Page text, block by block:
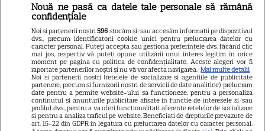
17
TELEVIZIUNE
Eren Kasikci, fost câștigător
MasterChef Turcia, a murit la
37 de ani. Bucătarul a fost găsit
fără viață în locuința sa
VEDETE STRĂINE
Nouă ne pasă ca datele tale personale să rămână
confidențiale
Noi și partenerii noștri596 stocăm și/sau accesăm informații pe dispozitivul
dvs., precum identificatorii cookie unici pentru prelucrarea datelor cu
caracter personal. Puteți accepta sau gestiona preferințele dvs. făcând clic
mai jos, respectiv vă puteți opune utilizării unui interes legitim în orice
moment pe pagina cu politica de confidențialitate. Aceste alegeri vor fi
raportate partenerilor noștri și nu vă vor afecta navigarea. Mai multe detalii
Noi si partenerii nostri (retelele de socializare si agentiile de publicitate
partenere, precum si furnizorii nostri de servicii de date analitice) prelucram
date pentru a permite website-ului sa functioneze, pentru a personaliza
continutul si anunturile publicitare afisate in functie de interesele si/sau
profilul dvs., pentru a va oferi functionalitati aferente retelelor de socializare
si pentru a analiza traficul pe website. Beneficiati de drepturile prevazute de
art. 15-22 din GDPR in legatura cu prelucrarea datelor cu caracter personal.